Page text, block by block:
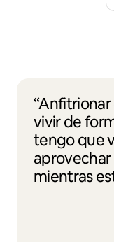
vivir de
tengo que
mientras